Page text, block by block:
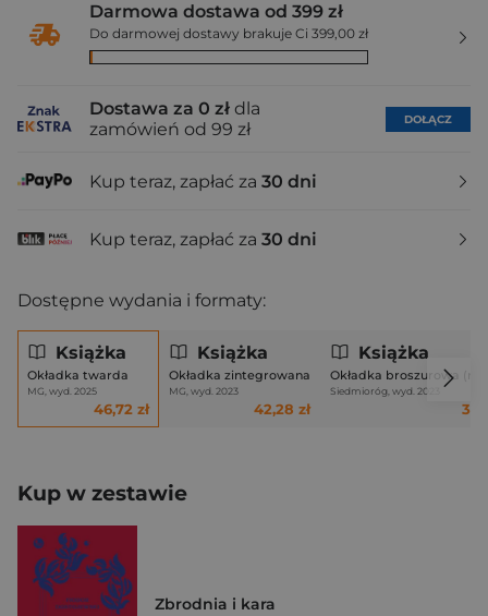
Darmowa dostawa od 399 zł
Do darmowej dostawy brakuje Ci 399,00 zł
Dostawa za 0 zł dla
zamówień od 99 zł
DOŁĄCZ
Kup teraz, zapłać za 30 dni
Kup teraz, zapłać za 30 dni
Dostępne wydania i formaty:
Książka
Okładka twarda
MG, wyd. 2025
46,72 zł
Książka
Okładka zintegrowana
MG, wyd. 2023
42,28 zł
Książka
Okładka broszurowa
Siedmioróg, wyd. 2023
Kup w zestawie
Zbrodnia i kara